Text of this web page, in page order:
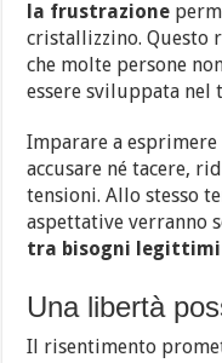
la frustrazione
cristallizzino. Questo
che molte persone
essere sviluppata nel
Imparare a
accusare né tacere,
tensioni. Allo stesso
aspettative verranno
tra bisogni
Una libertà
Il risentimento